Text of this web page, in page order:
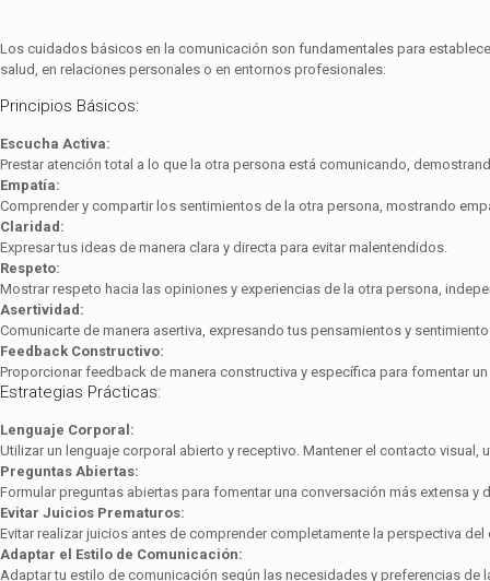
Los cuidados básicos en la comunicación son fundamentales para
salud, en relaciones personales o en entornos profesionales:
Principios Básicos:
Escucha Activa:
Prestar atención total a lo que la otra persona está comunicando,
Empatía:
Comprender y compartir los sentimientos de la otra persona, mostrando
Claridad:
Expresar tus ideas de manera clara y directa para evitar malentendidos.
Respeto:
Mostrar respeto hacia las opiniones y experiencias de la otra persona,
Asertividad:
Comunicarte de manera asertiva, expresando tus pensamientos y
Feedback Constructivo:
Proporcionar feedback de manera constructiva y específica para fomentar
Estrategias Prácticas:
Lenguaje Corporal:
Utilizar un lenguaje corporal abierto y receptivo. Mantener el contacto visual,
Preguntas Abiertas:
Formular preguntas abiertas para fomentar una conversación más extensa y
Evitar Juicios Prematuros:
Evitar realizar juicios antes de comprender completamente la perspectiva del
Adaptar el Estilo de Comunicación:
Adaptar tu estilo de comunicación según las necesidades y preferencias de